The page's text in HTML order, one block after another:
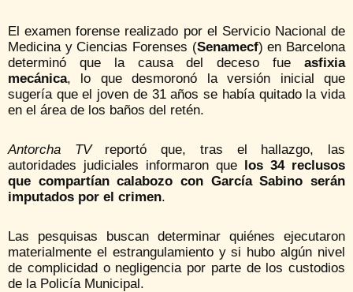
El examen forense realizado por el Servicio Nacional de
Medicina y Ciencias Forenses (Senamecf) en Barcelona
determinó que la causa del deceso fue asfixia
mecánica, lo que desmoronó la versión inicial que
sugería que el joven de 31 años se había quitado la vida
en el área de los baños del retén.
Antorcha TVreportó que, tras el hallazgo, las
autoridades judiciales informaron que los 34 reclusos
que compartían calabozo con García Sabino serán
imputados por el crimen.
Las pesquisas buscan determinar quiénes ejecutaron
materialmente el estrangulamiento y si hubo algún nivel
de complicidad o negligencia por parte de los custodios
de la Policía Municipal.